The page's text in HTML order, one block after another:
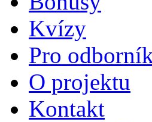
Kvízy
Pro
O projektu
Kontakt